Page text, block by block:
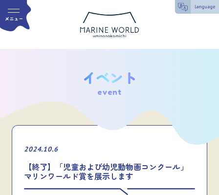
event
2024.10.6
【終了】「児童および幼児動物画コンクール」
マリンワールド賞を展示します